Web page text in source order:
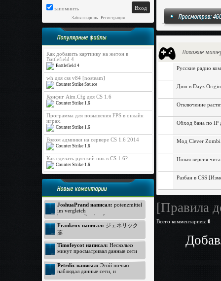
запомнить
Забыл пароль| Регистрация
Популярные файлы
Как добавить картинку на жетон в
Battlefield 4
Battlefield 4
wh для css v84 [nosteam]
Counter Strike Source
Конфиг Aim.Cfg для CS 1.6
Counter Strike 1.6
Программа для повышения FPS в онлайн
играх.
Counter Strike 1.6
Взлом админки на сервере CS 1.6 2014
Counter Strike 1.6
Как сделать русский ник в CS 1.6?
Counter Strike 1.6
Новые коментарии
JoshuaPrand написал: potenzmittel
im vergleich
kamagra online kaufen
Viagra Generica ohne Rezept
https://www.rezeptfrei-viagra.com -
pde hemmer
generika apotheke
Kamagra ohne Rezept
Frankrox написал: ジェネリック
薬
ジェネリック バイアグラ
バイアグラ 価格
http://www.kokun.net/offers/orlistat -
オルリスタット
ジェネリック
ジェネリック
Timofeycot написал: Несколько
минут просматривал данные сети
удивлению открыл прелестный
вебсайт. Посмотрите: http://lmp-
174.biz - лмп174 . Для меня
Petrdix написал: Этой ночью
наблюдал данные сети, и
Просмотров:
Похожие
Русские радио
Дюп в Dayz
Отключение
Обход бана по IP
Мод Clever
Новая версия
Разбан в CSS
[Правила
Всего комментариев: 0